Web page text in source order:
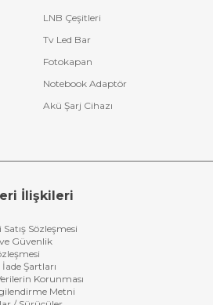
LNB Çeşitleri
Tv Led Bar
Fotokapan
Notebook Adaptör
Akü Şarj Cihazı
İlişkileri
Satış Sözleşmesi
Güvenlik
Şartları
Korunması
Metni